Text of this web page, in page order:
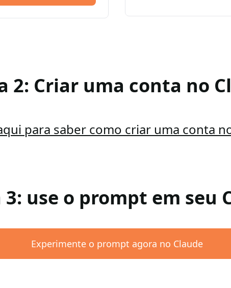
2: Criar uma conta no
para saber como criar uma conta
3: use o prompt em seu
Experimente o prompt agora no Claude